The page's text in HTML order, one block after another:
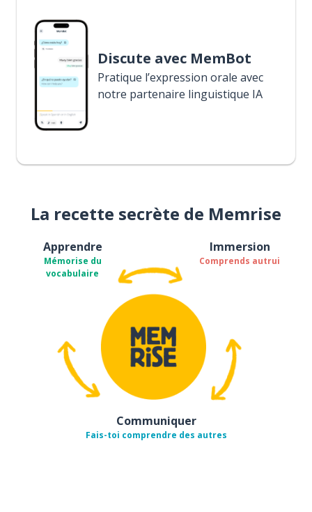
Discute avec MemBot
Pratique l’expression orale avec
notre partenaire linguistique IA
La recette secrète de Memrise
Apprendre
Mémorise du
vocabulaire
Immersion
Comprends autrui
Communiquer
Fais-toi comprendre des autres